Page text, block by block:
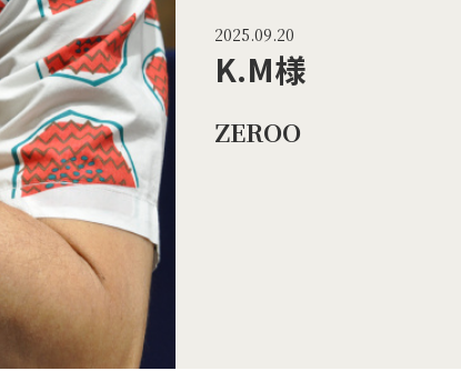
2025.09.20
K.M様
ZEROO